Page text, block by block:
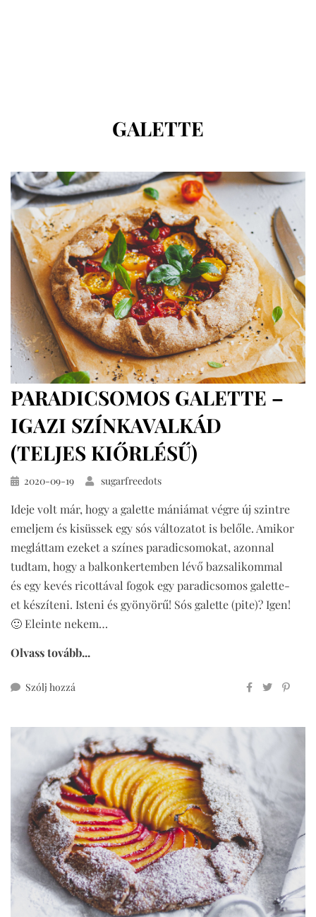
CÍMKE
:
GALETTE
PARADICSOMOS GALETTE –
IGAZI SZÍNKAVALKÁD
(TELJES KIŐRLÉSŰ)
Közzétéve
2020-09-19 sugarfreedots
Ideje volt már, hogy a galette mániámat végre új szintre
emeljem és kisüssek egy sós változatot is belőle. Amikor
megláttam ezeket a színes paradicsomokat, azonnal
tudtam, hogy a balkonkertemben lévő bazsalikommal
és egy kevés ricottával fogok egy paradicsomos galette-
et készíteni. Isteni és gyönyörű! Sós galette (pite)? Igen!
🙂 Eleinte nekem…
Olvass tovább...
Szólj hozzá
igazi
színkavalkád
(teljes
kiőrlésű)